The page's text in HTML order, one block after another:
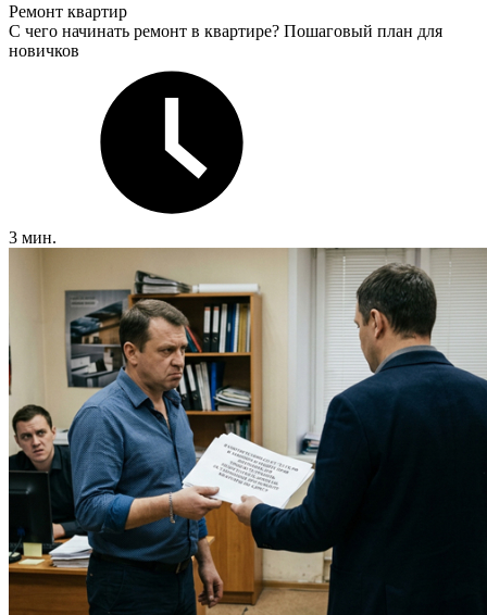
Ремонт квартир
С чего начинать ремонт в квартире? Пошаговый план для
новичков
3 мин.